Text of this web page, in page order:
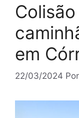
em
22/03/2024 Por